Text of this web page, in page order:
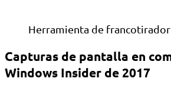
Herramienta de francotirador
Capturas de pantalla en
Windows Insider de 2017